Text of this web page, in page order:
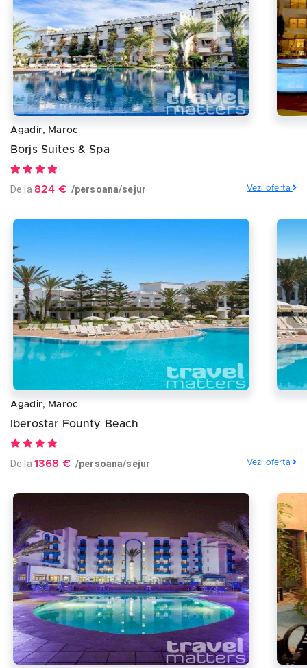
Agadir, Maroc
Borjs Suites & Spa
De la 824 € /persoana/sejur Vezi oferta
Agadir, Maroc
Iberostar Founty Beach
De la 1368 € /persoana/sejur Vezi oferta